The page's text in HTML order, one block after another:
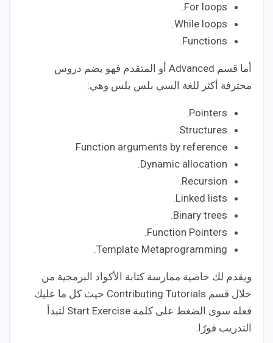
For loops.
While loops.
Functions.
أما قسم Advanced أو المتقدم فهو يضم دروس
محترفة أكثر للغة السي بلس بلس وهي:
Pointers.
Structures.
Function arguments by reference.
Dynamic allocation.
Recursion.
Linked lists.
Binary trees.
Function Pointers.
Template Metaprogramming.
ويقدم لك خاصية ممارسة كتابة الأكواد البرمجية من
خلال قسم Contributing Tutorials حيث كل ما عليك
فعله سوى الضغط على كلمة Start Exercise لتبدأ
التدريب فورًا.